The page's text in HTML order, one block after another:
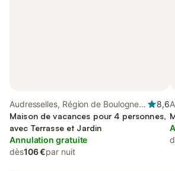
Audresselles, Région de Boulogne-
sur-Mer
8,6
Maison de vacances pour 4 personnes,
avec Terrasse et Jardin
Annulation gratuite
dès106 €par nuit